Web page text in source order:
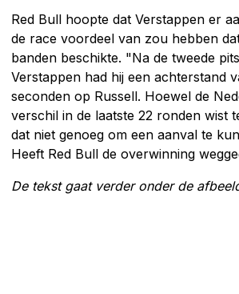
Red Bull hoopte dat Verstappen er
de race voordeel van zou hebben
banden beschikte. "Na de tweede
Verstappen had hij een achterstand
seconden op Russell. Hoewel de
verschil in de laatste 22 ronden wist
dat niet genoeg om een aanval te
Heeft Red Bull de overwinning
De tekst gaat verder onder de